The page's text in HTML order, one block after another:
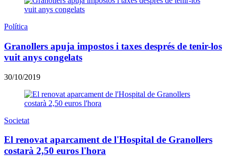
Política
Granollers apuja impostos i taxes després de tenir-los
vuit anys congelats
30/10/2019
Societat
El renovat aparcament de l'Hospital de Granollers
costarà 2,50 euros l'hora